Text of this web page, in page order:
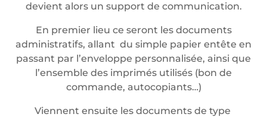
devient alors un support de communication.
En premier lieu ce seront les documents
administratifs, allant du simple papier entête en
passant par l’enveloppe personnalisée, ainsi que
l’ensemble des imprimés utilisés (bon de
commande, autocopiants…)
Viennent ensuite les documents de type